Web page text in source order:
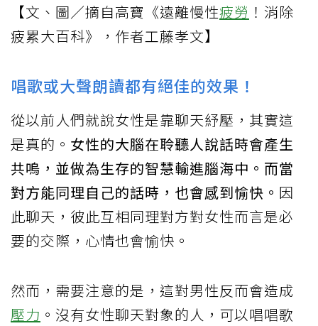
【文、圖／摘自高寶《遠離慢性疲勞 ！消除
疲累大百科》，作者工藤孝文】
唱歌或大聲朗讀都有絕佳的效果！
從以前人們就說女性是靠聊天紓壓，其實這
是真的。 女性的大腦在聆聽人說話時會產生
共嗚，並做為生存的智慧輸進腦海中。而當
對方能同理自己的話時，也會感到愉快。 因
此聊天，彼此互相同理對方對女性而言是必
要的交際，心情也會愉快。
然而，需要注意的是，這對男性反而會造成
壓力 。沒有女性聊天對象的人，可以唱唱歌